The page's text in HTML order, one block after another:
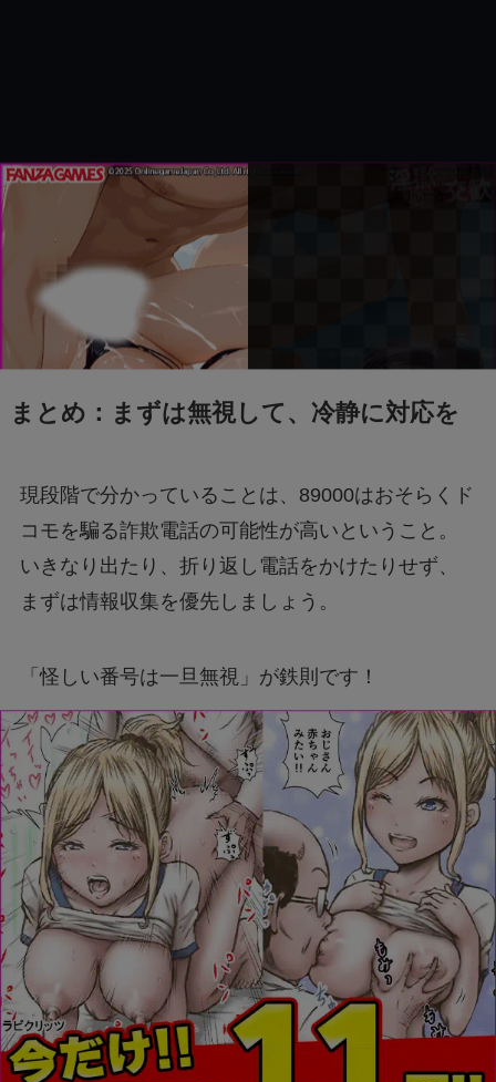
まとめ：まずは無視して、冷静に対応を
現段階で分かっていることは、89000はおそらくド
コモを騙る詐欺電話の可能性が高いということ。
いきなり出たり、折り返し電話をかけたりせず、
まずは情報収集を優先しましょう。
「怪しい番号は一旦無視」が鉄則です！